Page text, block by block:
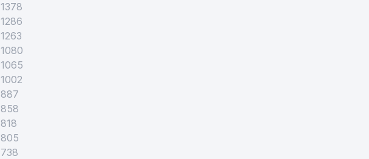
1378
1286
1263
1080
1065
1002
887
858
818
805
738